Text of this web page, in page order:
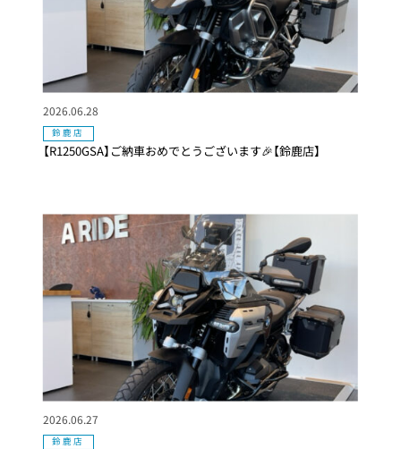
【R1250GSA】ご納車おめでとうございます🎉【鈴鹿店】
2026.06.28
鈴鹿店
2026.06.27
鈴鹿店